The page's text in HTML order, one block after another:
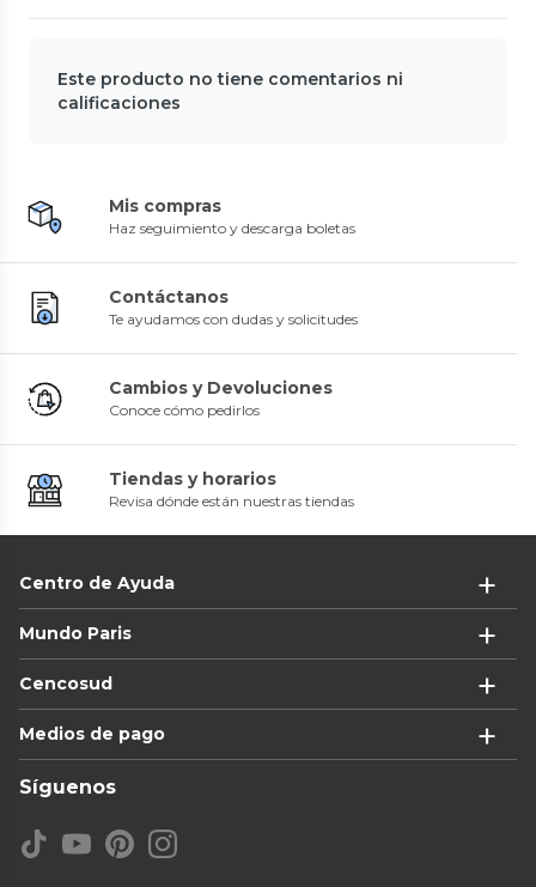
Este producto no tiene comentarios ni
calificaciones
Mis compras
Haz seguimiento y descarga boletas
Contáctanos
Te ayudamos con dudas y solicitudes
Cambios y Devoluciones
Conoce cómo pedirlos
Tiendas y horarios
Revisa dónde están nuestras tiendas
Centro de Ayuda
Mundo Paris
Cencosud
Medios de pago
Síguenos